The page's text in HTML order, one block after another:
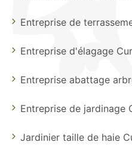
Entreprise de
Entreprise d'élagage
Entreprise abattage
Entreprise de jardinage
Jardinier taille de haie